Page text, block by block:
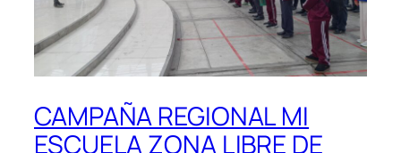
CAMPAÑA REGIONAL MI
ESCUELA ZONA LIBRE DE